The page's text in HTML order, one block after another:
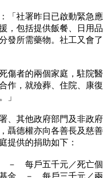
社署昨日已啟動緊急應
，包括提供飯餐、日用
發所需藥物。社工又會
者的兩個家庭，駐院醫
作，就殮葬、住院、康
」
其他政府部門及非政府
聶德權亦向各善長及慈
提供的捐助如下：
－ 每戶五千元／死亡